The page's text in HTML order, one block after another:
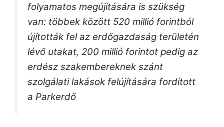
folyamatos megújítására is szükség
van: többek között 520 millió forintból
újították fel az erdőgazdaság területén
lévő utakat, 200 millió forintot pedig az
erdész szakembereknek szánt
szolgálati lakások felújítására fordított
a Parkerdő